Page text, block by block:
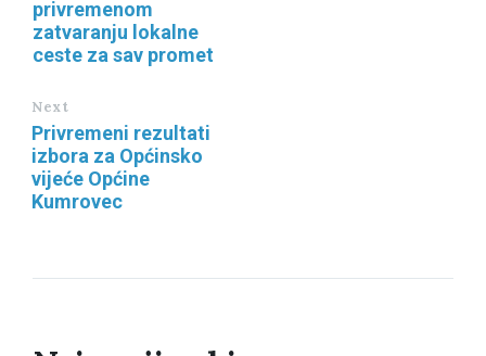
privremenom
zatvaranju lokalne
ceste za sav promet
Next
Privremeni rezultati
izbora za Općinsko
vijeće Općine
Kumrovec